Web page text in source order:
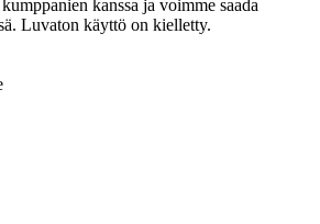
kanssa ja voimme saada
Luvaton käyttö on kielletty.